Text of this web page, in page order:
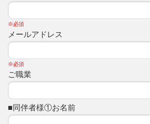
※必須
メールアドレス
※必須
ご職業
■同伴者様①お名前